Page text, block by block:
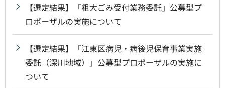
【選定結果】「粗大ごみ受付業務委託」公募型プ
ロポーザルの実施について
【選定結果】「江東区病児・病後児保育事業実施
委託（深川地域）」公募型プロポーザルの実施に
ついて